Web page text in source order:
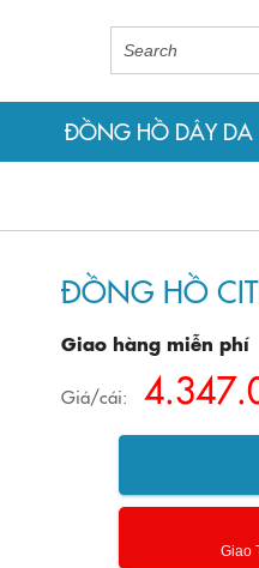
ĐỒNG HỒ DÂY DA
ĐỒNG HỒ
Giao hàng miễn phí
Giá/cái:
Giao